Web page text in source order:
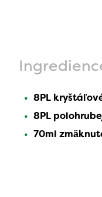
8PL
8PL
70ml